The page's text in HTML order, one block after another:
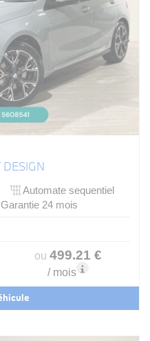
DESIGN
Automate sequentiel
24 mois
ou 499.21 €
/ mois